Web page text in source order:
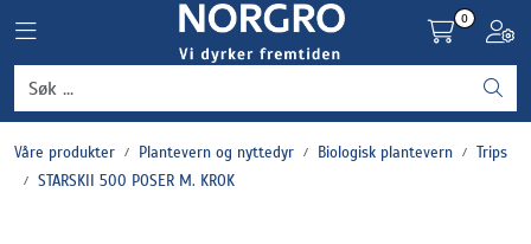
Toggle navigation
0
Våre produkter Plantevern og nyttedyr Biologisk plantevern
Trips
STARSKII 500 POSER M. KROK
Grønnsaker
Settepotet og setteløk